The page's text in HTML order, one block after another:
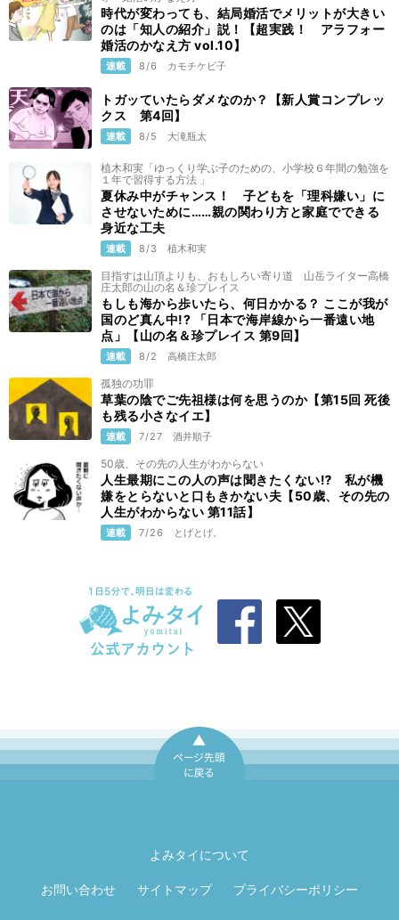
時代が変わっても、結局婚活でメリットが大きい
のは「知人の紹介」説！【超実践！ アラフォー
婚活のかなえ方 vol.10】
連載 8/6 カモチケビ子
トガッていたらダメなのか？【新人賞コンプレッ
クス 第4回】
連載 8/5 大滝瓶太
植木和実「ゆっくり学ぶ子のための、小学校６年間の勉強を
１年で習得する方法 」
夏休み中がチャンス！ 子どもを「理科嫌い」に
させないために……親の関わり方と家庭でできる
身近な工夫
連載 8/3 植木和実
目指すは山頂よりも、おもしろい寄り道 山岳ライター高橋
庄太郎の山の名＆珍プレイス
もしも海から歩いたら、何日かかる？ ここが我が
国のど真ん中!? 「日本で海岸線から一番遠い地
点」【山の名＆珍プレイス 第9回】
連載 8/2 高橋庄太郎
孤独の功罪
草葉の陰でご先祖様は何を思うのか【第15回 死後
も残る小さなイエ】
連載 7/27 酒井順子
50歳、その先の人生がわからない
人生最期にこの人の声は聞きたくない⁉ 私が機
嫌をとらないと口もきかない夫【50歳、その先の
人生がわからない 第11話】
連載 7/26 とげとげ。
よみタイについて
お問い合わせ サイトマップ プライバシーポリシー